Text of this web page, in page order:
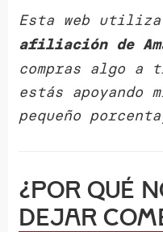
Esta web utiliza
afiliación de
compras algo a
estás apoyando
pequeño
¿Por qué
dejar